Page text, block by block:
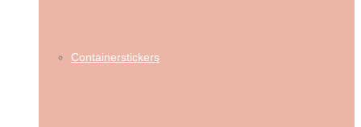
Containerstickers